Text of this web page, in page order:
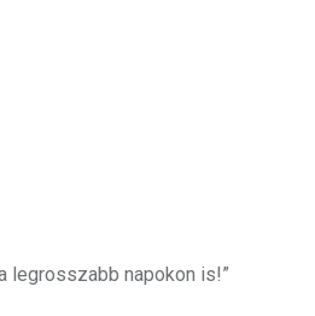
legrosszabb napokon is!”